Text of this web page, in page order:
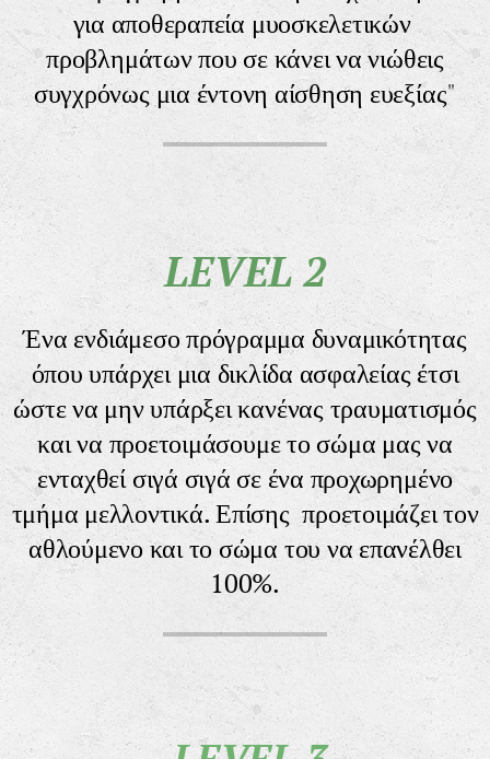
για αποθεραπεία μυοσκελετικών
προβλημάτων που σε κάνει να νιώθεις
συγχρόνως μια έντονη αίσθηση ευεξίας"
LEVEL 2
Ένα ενδιάμεσο πρόγραμμα δυναμικότητας
όπου υπάρχει μια δικλίδα ασφαλείας έτσι
ώστε να μην υπάρξει κανένας τραυματισμός
και να προετοιμάσουμε το σώμα μας να
ενταχθεί σιγά σιγά σε ένα προχωρημένο
τμήμα μελλοντικά. Επίσης προετοιμάζει τον
αθλούμενο και το σώμα του να επανέλθει
100%.